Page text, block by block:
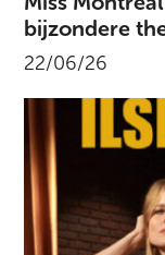
bijzondere
22/06/26